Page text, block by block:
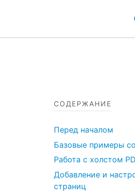
СОДЕРЖАНИЕ
Перед началом
Базовые примеры
Работа с холстом
Добавление и
страниц